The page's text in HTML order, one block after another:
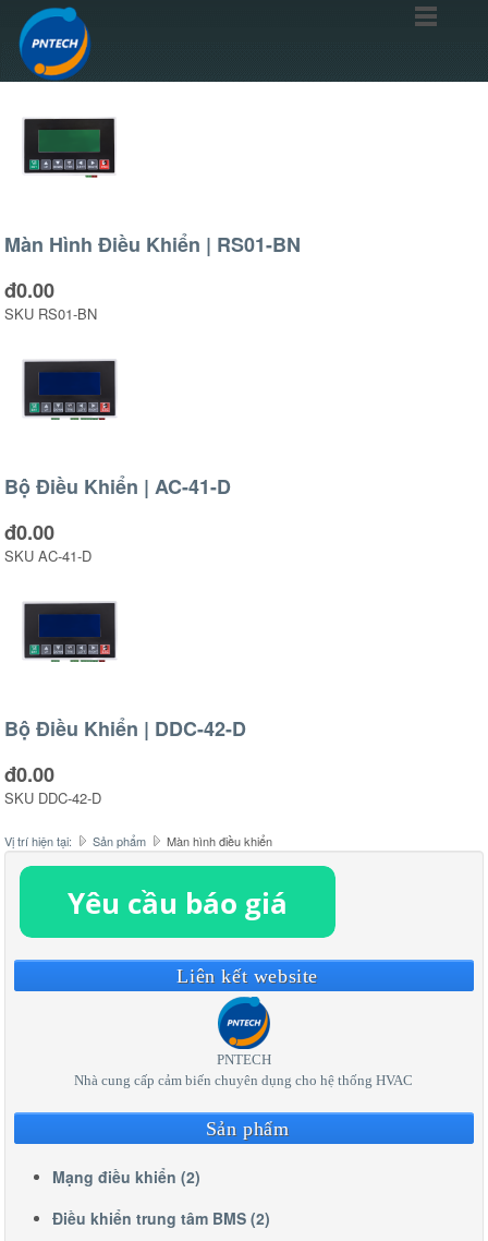
Màn Hình Điều Khiển | RS01-BN
đ0.00
SKU RS01-BN
Bộ Điều Khiển | AC-41-D
đ0.00
SKU AC-41-D
Bộ Điều Khiển | DDC-42-D
đ0.00
SKU DDC-42-D
Vị trí hiện tại: Sản phẩm Màn hình điều khiển
Liên kết website
PNTECH
Nhà cung cấp cảm biến chuyên dụng cho hệ thống HVAC
Sản phẩm
Mạng điều khiển (2)
Điều khiển trung tâm BMS (2)